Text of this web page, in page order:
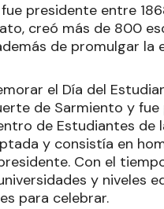
presidente entre
creó más de 800
de promulgar
el Día del
de Sarmiento y
de Estudiantes de
y consistía en
Con el
y niveles
para celebrar.